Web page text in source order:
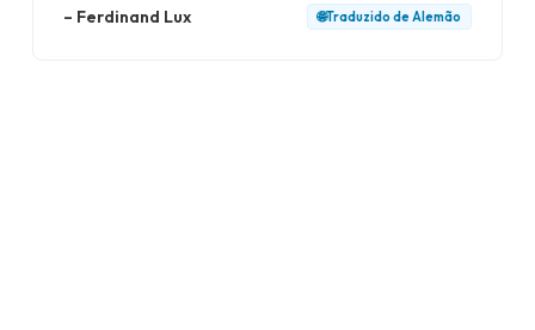
– Ferdinand Lux 🌐Traduzido deAlemão